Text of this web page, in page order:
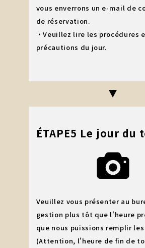
vous enverrons un e-mail de
de réservation.
・Veuillez lire les procédures
précautions du jour.
ÉTAPE5 Le jour du
Veuillez vous présenter au
gestion plus tôt que l'heure
que nous puissions remplir
(Attention, l'heure de fin de